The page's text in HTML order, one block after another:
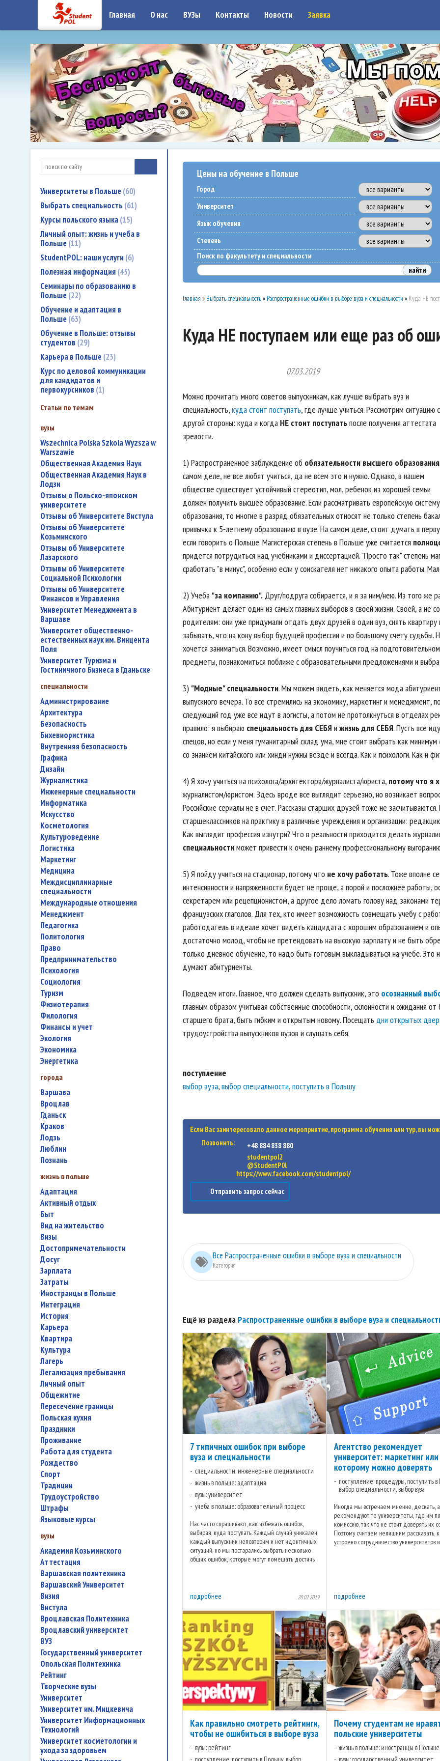
google-site-verification: google7a917c261df1566b.htmlgoogle-site-verification: google7a917c261df1566b.html
Главная О нас ВУЗы Контакты Новости Заявка
Университеты в Польше 60
Выбрать специальность 61
Курсы польского языка 15
Личный опыт: жизнь и учеба в
Польше 11
StudentPOL: наши услуги 6
Полезная информация 45
Семинары по образованию в
Польше 22
Обучение и адаптация в
Польше 63
Обучение в Польше: отзывы
студентов 29
Карьера в Польше 23
Курс по деловой коммуникации
для кандидатов и
первокурсников 1
Статьи по темам
вузы
Wszechnica Polska Szkola Wyzsza w
Warszawie
Общественная Академия Наук
Общественная Академия Наук в
Лодзи
Отзывы о Польско-японском
университете
Отзывы об Университете Вистула
Отзывы об Университете
Козьминского
Отзывы об Университете
Лазарского
Отзывы об Университете
Социальной Психологии
Отзывы об Университете
Финансов и Управления
Университет Менеджмента в
Варшаве
Университет общественно-
естественных наук им. Винцента
Поля
Университет Туризма и
Гостиничного Бизнеса в Гданьске
специальности
администрирование
архитектура
безопасность
бихевиористика
внутренняя безопасность
графика
дизайн
журналистика
инженерные специальности
информатика
искусство
косметология
культуроведение
логистика
маркетинг
медицина
междисциплинарные
специальности
международные отношения
менеджмент
педагогика
политология
право
предпринимательство
психология
социология
туризм
физиотерапия
филология
финансы и учет
экология
экономика
энергетика
города
Варшава
Вроцлав
Гданьск
Краков
Лодзь
Люблин
Познань
жизнь в польше
адаптация
активный отдых
быт
вид на жительство
визы
достопримечательности
досуг
зарплата
затраты
иностранцы в Польше
интеграция
история
карьера
квартира
культура
лагерь
легализация пребывания
личный опыт
общежитие
пересечение границы
польская кухня
праздники
проживание
работа для студента
Рождество
спорт
традиции
трудоустройство
штрафы
языковые курсы
вузы
Академия Козьминского
аттестация
Варшавская политехника
Варшавский Университет
Визия
Вистула
Вроцлавская Политехника
Вроцлавский университет
ВУЗ
государственный университет
Опольская Политехника
рейтинг
творческие вузы
университет
Университет им. Мицкевича
Университет Информационных
Технологий
университет косметологии и
ухода за здоровьем
Цены на обучение в Польше
Город
Университет
Язык обучения
Cтепень
Поиск по факультету и специальности
Главная » Выбрать специальность» Распространенные ошибки в выборе вуза и специальности » Куда НЕ
Куда НЕ поступаем или еще раз об
07.03.2019
Можно прочитать много советов выпускникам, как лучше выбрать вуз и
специальность,куда стоит поступать, где лучше учиться. Рассмотрим ситуацию с
другой стороны: куда и когда НЕ стоит поступатьпосле получения аттестата
зрелости.
1) Распространенное заблуждение об обязательности высшего образования
самом деле, не все любят учиться, да не всем это и нужно. Однако, в нашем
обществе существует устойчивый стереотип, мол, ребенок из хорошей семьи
должен получить высшее образование. Если рассматривать европейскую систему
образования, то многие в разряд обязательных относят не только степень
привычка к 5-летнему образованию в вузе. На самом деле, стоит думать в
если говорить о Польше. Магистерская степень в Польше уже считается
придется потрудиться над учебниками и диссертацией. "Просто так" степень
сработать "в минус", особенно если у соискателя нет никакого опыта работы.
2) Учеба "за компанию". Друг/подруга собирается, и я за ним/нею. Из того же
Абитуриент делает один из самых главных выборов в своей жизни. Своей, а не
родителям: они уже придумали отдать двух друзей в один вуз, снять
забывать, что на кону выбор будущей профессии и по большому счету судьбы.
хочется заниматься. Возможно, имеет смысл поучиться год на
предметы, познакомиться поближе с образовательными предложениями и
3) "Модные" специальности. Мы можем видеть, как меняется мода
выпускного вечера. То все стремились на экономику, маркетинг и менеджмент,
следующий год уже все идут в логисты, а потом не протолкнуться в отделах
правило: я выбираю специальность для СЕБЯ и жизнь для СЕБЯ. Пусть все
спецов, но если у меня гуманитарный склад ума, мне стоит выбрать как минимум
со знанием китайского или хинди нужны везде и всегда. Как и психологи. Как и
4) Я хочу учиться на психолога/архитектора/журналиста/юриста, потому что я
журналистом/юристом. Здесь вроде все выглядит серьезно, но возникает
Российские сериалы не в счет. Рассказы старших друзей тоже не
старшеклассников на практику в различные учреждения и организации:
Как выглядит профессия изнутри? Что в реальности приходится делать
специальностиможет привести к очень раннему профессиональному
5) Я пойду учиться на стационар, потому что не хочу работать. Тоже вполне
интенсивности и напряженности будет не проще, а порой и посложнее работы,
секретарем или рецепционистом, а другое дело ломать голову над законами
французских глаголов. Для тех, кто имеет возможность совмещать учебу с
работодатель в идеале хочет видеть кандидата с хорошим образованием и
достаточно молод, чтобы не претендовать на высокую зарплату и не быть
только дневное обучение, то надо быть готовым выкладываться на учебе.
думают абитуриенты.
Подведем итоги. Главное, что должен сделать выпускник, это осознанный
главным образом учитывая собственные способности, склонности и ожидания
старшего брата, быть гибким и открытым новому. Посещать дни открытых
трудоустройства выпускников вузов и слушать себя.
поступление
выбор вуза,выбор специальности,поступить в Польшу
Если Вас заинтересовало данное мероприятие, программа обучения или тур, вы
Позвонить:
+48 884 838 880
studentpol2
@StudentP0l
https://www.facebook.com/studentpol/
Отправить запрос сейчас
Все Распространенные ошибки в выборе вуза и специальности
Категория
Ещё из раздела Распространенные ошибки в выборе вуза и
7 типичных ошибок при выборе
вуза и специальности
специальности: инженерные специальности
жизнь в польше: адаптация
вузы: университет
учеба в польше: образовательный процесс
Нас часто спрашивают, как избежать ошибок,
выбирая, куда поступать. Каждый случай уникален,
каждый выпускник неповторим и нет идентичных
ситуаций, но мы постарались выбрать несколько
общих ошибок, которые могут помешать достичь
подробнее 20.02.2019
Агентство рекомендует
университет: маркетинг
которому можно доверять
поступление: процедуры, поступить
выбор специальности, выбор вуза
Иногда мы встречаем мнение, дескать,
рекомендуют те университеты, где им
комиссию, так что не стоит доверять их
Поэтому считаем нелишним рассказать,
устроено сотрудничество университетов и
подробнее
Как правильно смотреть рейтинги,
чтобы не ошибиться в выборе вуза
вузы: рейтинг
Почему студентам не
польские университеты
жизнь в польше: иностранцы в Польше